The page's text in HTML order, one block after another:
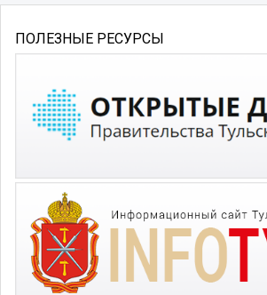
ПОЛЕЗНЫЕ РЕСУРСЫ